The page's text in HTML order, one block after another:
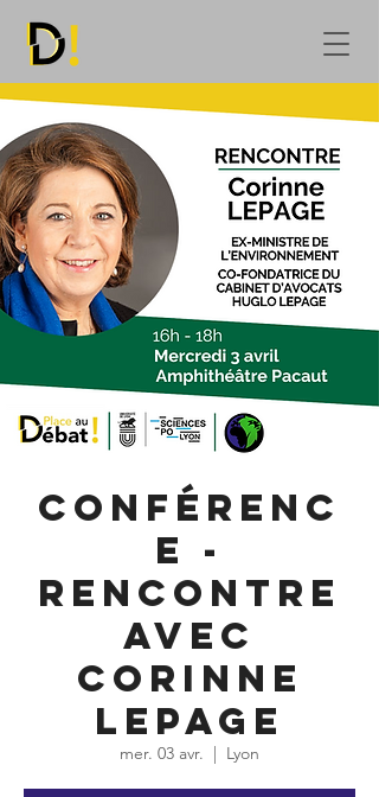
Conférenc
e -
Rencontre
avec
Corinne
Lepage
mer. 03 avr.
  |
Lyon